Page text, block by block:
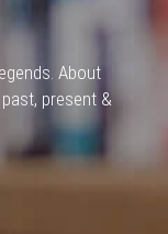
About
present &